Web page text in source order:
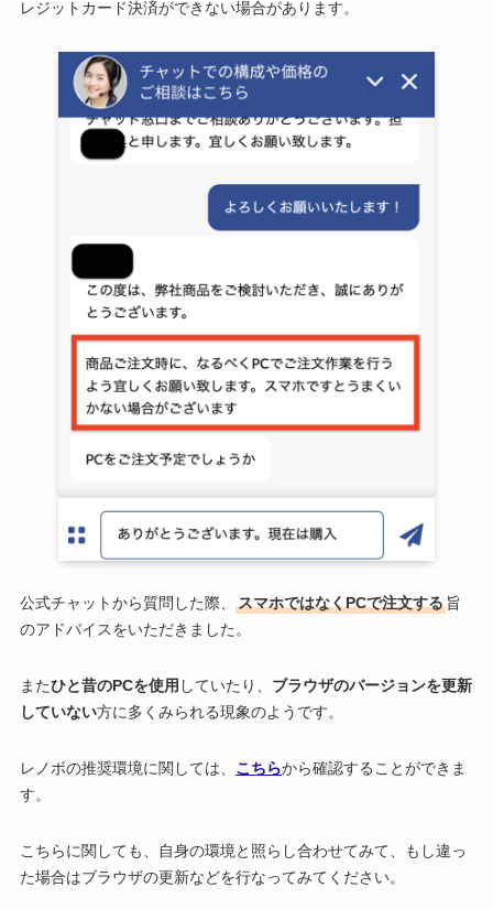
レジットカード決済ができない場合があります。
公式チャットから質問した際、 スマホではなくPCで注文する旨
のアドバイスをいただきました。
またひと昔のPCを使用 していたり、 ブラウザのバージョンを更新
していない方に多くみられる現象のようです。
レノボの推奨環境に関しては、 こちらから確認することができま
す。
こちらに関しても、自身の環境と照らし合わせてみて、もし違っ
た場合はブラウザの更新などを行なってみてください。